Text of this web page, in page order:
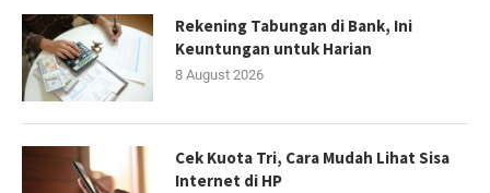
Rekening Tabungan di Bank, Ini
Keuntungan untuk Harian
8 August 2026
Cek Kuota Tri, Cara Mudah Lihat Sisa
Internet di HP